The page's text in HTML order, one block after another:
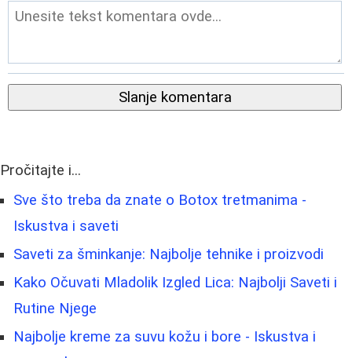
Slanje komentara
Pročitajte i...
Sve što treba da znate o Botox tretmanima -
Iskustva i saveti
Saveti za šminkanje: Najbolje tehnike i proizvodi
Kako Očuvati Mladolik Izgled Lica: Najbolji Saveti i
Rutine Njege
Najbolje kreme za suvu kožu i bore - Iskustva i